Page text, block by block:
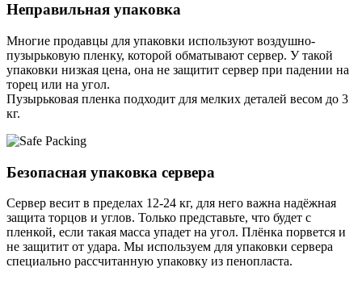
Неправильная упаковка
Многие продавцы для упаковки используют воздушно-
пузырьковую пленку, которой обматывают сервер. У такой
упаковки низкая цена, она не защитит сервер при падении на
торец или на угол.
Пузырьковая пленка подходит для мелких деталей весом до 3
кг.
Безопасная упаковка сервера
Сервер весит в пределах 12-24 кг, для него важна надёжная
защита торцов и углов. Только представьте, что будет с
пленкой, если такая масса упадет на угол. Плёнка порвется и
не защитит от удара. Мы используем для упаковки сервера
специально расcчитанную упаковку из пенопласта.